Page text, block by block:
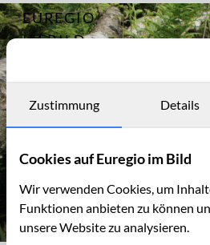
EUREGIO
IM BILD
Archiv
Kontakt
Archiv 8083
Zustimmung Details
Cookies auf Euregio im Bild
Wir verwenden Cookies, um
Funktionen anbieten zu können
unsere Website zu analysieren.